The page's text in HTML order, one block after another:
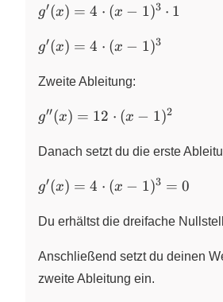
g^\prime(x)
(x - 1)^{3}
g′(x) = 4 ⋅ (x − 1)3 ⋅ 1
g^\prime(x)
(x - 1)^{3}
g′(x) = 4 ⋅ (x − 1)3
Zweite Ableitung:
g^{\prime\prime}
1)^{2}
g′′(x) = 12 ⋅ (x − 1)2
Danach setzt du die erste
g^\prime(x)
(x - 1)^{3}
g′(x) = 4 ⋅ (x − 1)3 = 0
Du erhältst die dreifache
Anschließend setzt du deinen
zweite Ableitung ein.